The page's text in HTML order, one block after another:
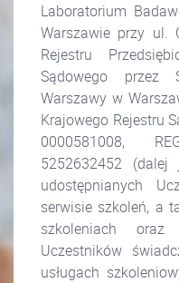
Laboratorium
Warszawie przy ul.
Rejestru
Sądowego przez
Warszawy w
Krajowego Rejestru
0000581008,
5252632452 (dalej
udostępnianych
serwisie szkoleń, a
szkoleniach oraz
Uczestników
usługach